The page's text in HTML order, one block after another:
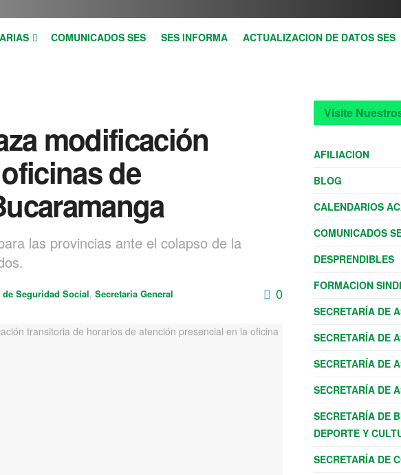
COMUNICADOS SES SES INFORMA ACTUALIZACION DE DATOS SES
modificación
de
las provincias ante el colapso de la
de Seguridad Social, Secretaria General 0
Visite
AFILIACION
BLOG
CALENDARIOS
COMUNICADOS
DESPRENDIBLES
FORMACION
SECRETARÍA DE
SECRETARÍA DE
SECRETARÍA DE
SECRETARÍA DE
SECRETARÍA DE
DEPORTE Y
SECRETARÍA DE